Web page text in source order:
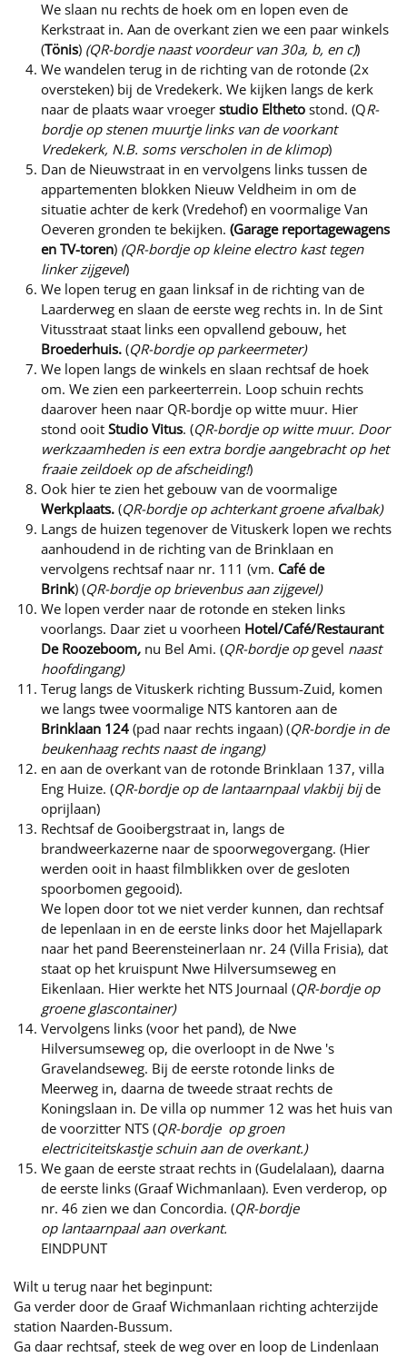
We slaan nu rechts de hoek om en lopen even de
Kerkstraat in. Aan de overkant zien we een paar winkels
(Tönis) (QR-bordje naast voordeur van 30a, b, en c))
We wandelen terug in de richting van de rotonde (2x
oversteken) bij de Vredekerk. We kijken langs de kerk
naar de plaats waar vroeger studio Eltheto stond. (QR-
bordje op stenen muurtje links van de voorkant
Vredekerk, N.B. soms verscholen in de klimop)
Dan de Nieuwstraat in en vervolgens links tussen de
appartementen blokken Nieuw Veldheim in om de
situatie achter de kerk (Vredehof) en voormalige Van
Oeveren gronden te bekijken. (Garage reportagewagens
en TV-toren) (QR-bordje op kleine electro kast tegen
linker zijgevel)
We lopen terug en gaan linksaf in de richting van de
Laarderweg en slaan de eerste weg rechts in. In de Sint
Vitusstraat staat links een opvallend gebouw, het
Broederhuis. (QR-bordje op parkeermeter)
We lopen langs de winkels en slaan rechtsaf de hoek
om. We zien een parkeerterrein. Loop schuin rechts
daarover heen naar QR-bordje op witte muur. Hier
stond ooit Studio Vitus. (QR-bordje op witte muur. Door
werkzaamheden is een extra bordje aangebracht op het
fraaie zeildoek op de afscheiding!)
Ook hier te zien het gebouw van de voormalige
Werkplaats. (QR-bordje op achterkant groene afvalbak)
Langs de huizen tegenover de Vituskerk lopen we rechts
aanhoudend in de richting van de Brinklaan en
vervolgens rechtsaf naar nr. 111 (vm. Café de
Brink) (QR-bordje op brievenbus aan zijgevel)
We lopen verder naar de rotonde en steken links
voorlangs. Daar ziet u voorheen Hotel/Café/Restaurant
De Roozeboom, nu Bel Ami. (QR-bordje opgevel naast
hoofdingang)
Terug langs de Vituskerk richting Bussum-Zuid, komen
we langs twee voormalige NTS kantoren aan de
Brinklaan 124 (pad naar rechts ingaan) (QR-bordje in de
beukenhaag rechts naast de ingang)
en aan de overkant van de rotonde Brinklaan 137, villa
Eng Huize. (QR-bordje op de lantaarnpaal vlakbij bijde
oprijlaan)
Rechtsaf de Gooibergstraat in, langs de
brandweerkazerne naar de spoorwegovergang. (Hier
werden ooit in haast filmblikken over de gesloten
spoorbomen gegooid).
We lopen door tot we niet verder kunnen, dan rechtsaf
de Iepenlaan in en de eerste links door het Majellapark
naar het pand Beerensteinerlaan nr. 24 (Villa Frisia), dat
staat op het kruispunt Nwe Hilversumseweg en
Eikenlaan. Hier werkte het NTS Journaal (QR-bordje op
groene glascontainer)
Vervolgens links (voor het pand), de Nwe
Hilversumseweg op, die overloopt in de Nwe 's
Gravelandseweg. Bij de eerste rotonde links de
Meerweg in, daarna de tweede straat rechts de
Koningslaan in. De villa op nummer 12 was het huis van
de voorzitter NTS (QR-bordje op groen
electriciteitskastje schuin aan de overkant.)
We gaan de eerste straat rechts in (Gudelalaan), daarna
de eerste links (Graaf Wichmanlaan). Even verderop, op
nr. 46 zien we dan Concordia. (QR-bordje
op lantaarnpaal aan overkant.
EINDPUNT
Wilt u terug naar het beginpunt:
Ga verder door de Graaf Wichmanlaan richting achterzijde
station Naarden-Bussum.
Ga daar rechtsaf, steek de weg over en loop de Lindenlaan